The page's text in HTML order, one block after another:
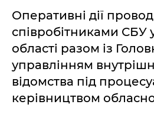
Оперативні дії
співробітниками СБУ
області разом із
управлінням
відомства під
керівництвом